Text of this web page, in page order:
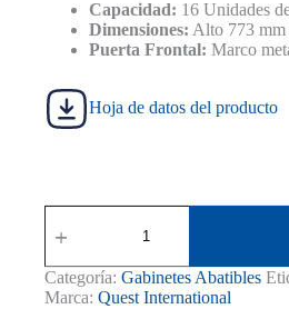
S/ 1,480.00.
S/ 1,350.00.
Capacidad: 16 Unidades
Dimensiones: Alto 773 mm
Puerta Frontal: Marco
Hoja de datos del producto
Quest
16RU
de
Pared
Categoría: Gabinetes Abatibles
Marca: Quest International